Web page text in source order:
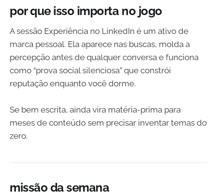
por que isso importa no jogo
A sessão Experiência no LinkedIn é um ativo de
marca pessoal. Ela aparece nas buscas, molda a
percepção antes de qualquer conversa e funciona
como “prova social silenciosa” que constrói
reputação enquanto você dorme.
Se bem escrita, ainda vira matéria-prima para
meses de conteúdo sem precisar inventar temas do
zero.
missão da semana